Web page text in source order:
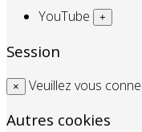
YouTube +
Session
× Veuillez vous
Autres cookies